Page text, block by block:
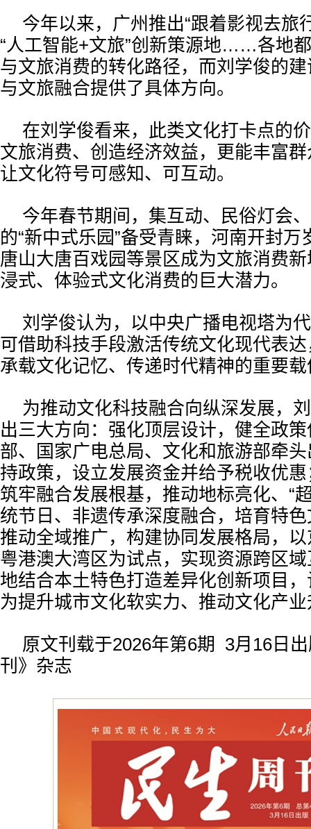
今年以来，广州推出“跟着影视去旅
“人工智能+文旅”创新策源地……各地
与文旅消费的转化路径，而刘学俊的
与文旅融合提供了具体方向。
在刘学俊看来，此类文化打卡点的
文旅消费、创造经济效益，更能丰富
让文化符号可感知、可互动。
今年春节期间，集互动、民俗灯会
的“新中式乐园”备受青睐，河南开封万
唐山大唐百戏园等景区成为文旅消费
浸式、体验式文化消费的巨大潜力。
刘学俊认为，以中央广播电视塔为
可借助科技手段激活传统文化现代表
承载文化记忆、传递时代精神的重要
为推动文化科技融合向纵深发展，
出三大方向：强化顶层设计，健全政
部、国家广电总局、文化和旅游部牵
持政策，设立发展资金并给予税收优
筑牢融合发展根基，推动地标亮化、“
统节日、非遗传承深度融合，培育特
推动全域推广，构建协同发展格局，
粤港澳大湾区为试点，实现资源跨区
地结合本土特色打造差异化创新项目
为提升城市文化软实力、推动文化产
原文刊载于2026年第6期 3月16日
刊》杂志